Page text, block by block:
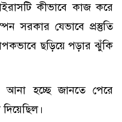
কীভাবে কাজ করে
সরকার যেভাবে প্রস্তুতি
ছড়িয়ে পড়ার ঝুঁকি
আনা হচ্ছে জানতে পেরে